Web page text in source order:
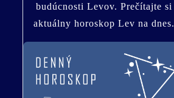
budúcnosti Levov. Prečítajte si
aktuálny horoskop Lev na dnes.